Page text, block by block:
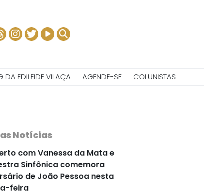
DA EDILEIDE VILAÇA AGENDE-SE COLUNISTAS
Notícias
com Vanessa da Mata e
Sinfônica comemora
de João Pessoa nesta
feira